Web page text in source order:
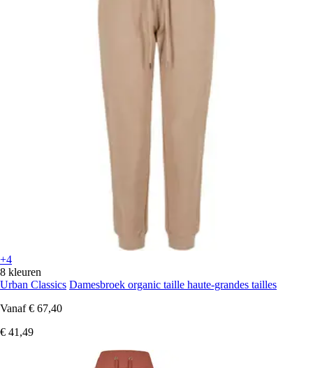
+4
8 kleuren
Urban Classics Damesbroek organic taille haute-grandes tailles
Vanaf € 67,40
€ 41,49